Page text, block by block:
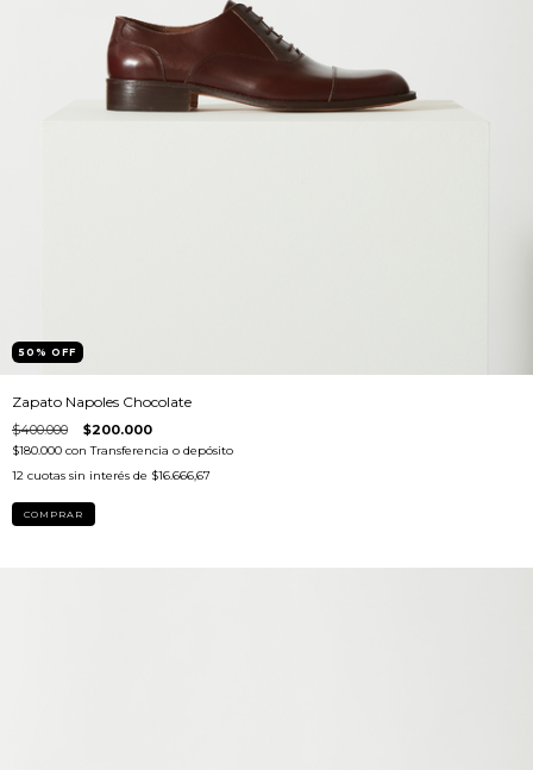
50 % OFF
Zapato Napoles Chocolate
$400.000 $200.000
$180.000 con Transferencia o depósito
12 cuotas sin interés de $16.666,67
COMPRAR